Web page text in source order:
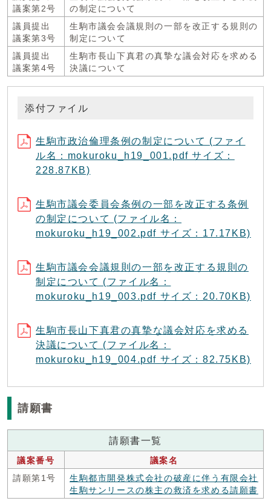
議案第2号
の制定について
議員提出
議案第3号
生駒市議会会議規則の一部を改正する規則の
制定について
議員提出
議案第4号
生駒市長山下真君の真摯な議会対応を求める
決議について
添付ファイル
生駒市政治倫理条例の制定について (ファイ
ル名：mokuroku_h19_001.pdf サイズ：
228.87KB)
生駒市議会委員会条例の一部を改正する条例
の制定について (ファイル名：
mokuroku_h19_002.pdf サイズ：17.17KB)
生駒市議会会議規則の一部を改正する規則の
制定について (ファイル名：
mokuroku_h19_003.pdf サイズ：20.70KB)
生駒市長山下真君の真摯な議会対応を求める
決議について (ファイル名：
mokuroku_h19_004.pdf サイズ：82.75KB)
請願書
請願書一覧
議案番号
議案名
請願第1号
生駒都市開発株式会社の破産に伴う有限会社
生駒サンリースの株主の救済を求める請願書